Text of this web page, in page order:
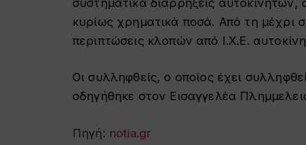
κυρίως χρηματικά ποσά. Από τη μέχρι
περιπτώσεις κλοπών από Ι.Χ.Ε.
Οι συλληφθείς, ο οποίος έχει
οδηγήθηκε στον Εισαγγελέα
Πηγή: notia.gr